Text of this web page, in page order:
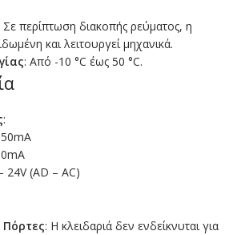
Σε περίπτωση διακοπής ρεύματος, η
και λειτουργεί μηχανικά.
: Από -10 °C έως 50 °C.
:
24V (AD – AC)
Πόρτες: Η κλειδαριά δεν ενδείκνυται για